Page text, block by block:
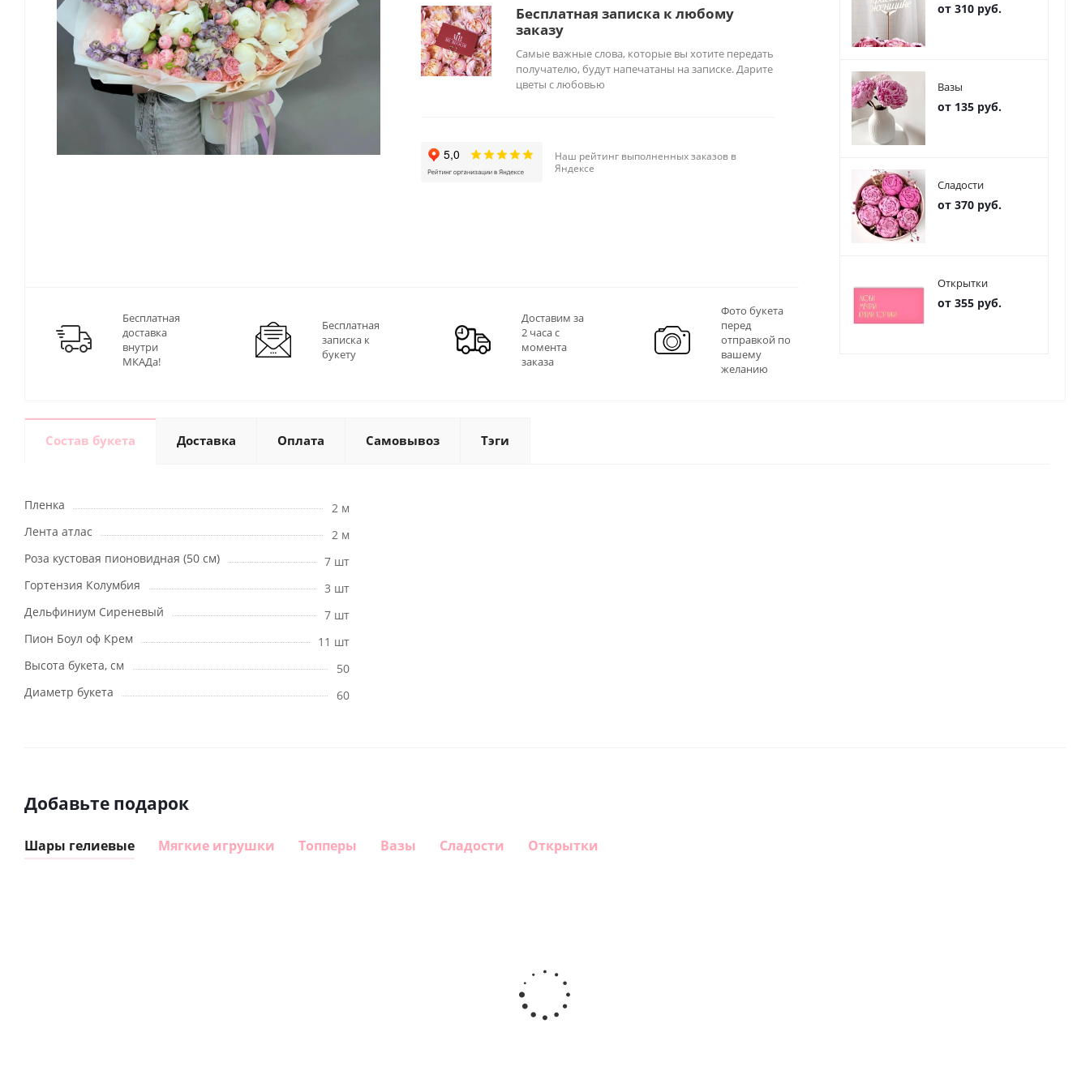
Бесплатная записка к любому
заказу
Самые важные слова, которые вы хотите передать
получателю, будут напечатаны на записке. Дарите
цветы с любовью
Наш рейтинг выполненных заказов в
Яндексе
Бесплатная
доставка
внутри
МКАДа!
Бесплатная
записка к
букету
Доставим за
2 часа с
момента
заказа
Фото букета
перед
отправкой по
вашему
желанию
от 310 руб.
Вазы
от 135 руб.
Сладости
от 370 руб.
Открытки
от 355 руб.
Состав букета Доставка Оплата Самовывоз Тэги
Пленка
2 м
Лента атлас
2 м
Роза кустовая пионовидная (50 см)
7 шт
Гортензия Колумбия
3 шт
Дельфиниум Сиреневый
7 шт
Пион Боул оф Крем
11 шт
Высота букета, см
50
Диаметр букета
60
Добавьте подарок
Шары гелиевые Мягкие игрушки Топперы Вазы Сладости Открытки
Самая
самая